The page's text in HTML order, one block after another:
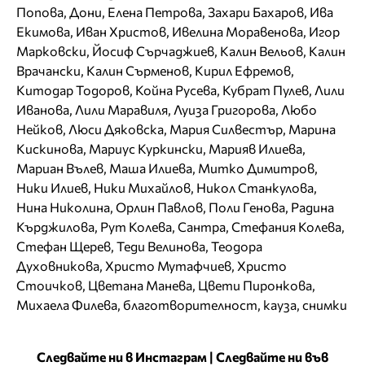
Попова, Дони, Елена Петрова, Захари Бахаров, Ива
Екимова, Иван Христов, Ивелина Моравенова, Игор
Марковски, Йосиф Сърчаджиев, Калин Вельов, Калин
Врачански, Калин Сърменов, Кирил Ефремов,
Китодар Тодоров, Койна Русева, Кубрат Пулев, Лили
Иванова, Лили Маравиля, Луиза Григорова, Любо
Нейков, Люси Дяковска, Мария Силвестър, Марина
Кискинова, Мариус Куркински, Марияв Илиева,
Мариан Вълев, Маша Илиева, Митко Димитров,
Ники Илиев, Ники Михайлов, Никол Станкулова,
Нина Николина, Орлин Павлов, Поли Генова, Радина
Кърджилова, Рут Колева, Сантра, Стефания Колева,
Стефан Щерев, Теди Велинова, Теодора
Духовникова, Христо Мутафчиев, Христо
Стоичков, Цветана Манева, Цвети Пиронкова,
Михаела Филева, благотворителност, кауза, снимки
Следвайте ни в Инстаграм | Следвайте ни във